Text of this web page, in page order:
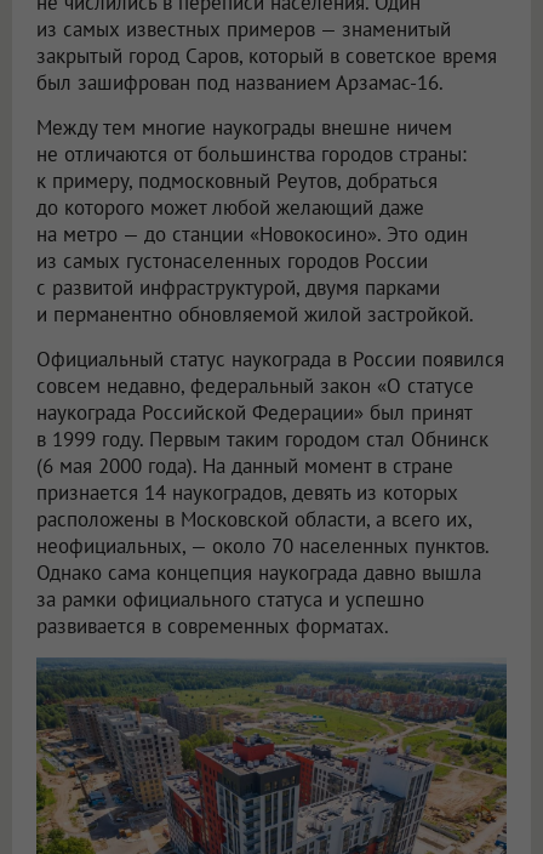
из самых известных примеров — знаменитый
закрытый город Саров, который в советское время
был зашифрован под названием Арзамас-16.
Между тем многие наукограды внешне ничем
не отличаются от большинства городов страны:
к примеру, подмосковный Реутов, добраться
до которого может любой желающий даже
на метро — до станции «Новокосино». Это один
из самых густонаселенных городов России
с развитой инфраструктурой, двумя парками
и перманентно обновляемой жилой застройкой.
Официальный статус наукограда в России появился
совсем недавно, федеральный закон «О статусе
наукограда Российской Федерации» был принят
в 1999 году. Первым таким городом стал Обнинск
(6 мая 2000 года). На данный момент в стране
признается 14 наукоградов, девять из которых
расположены в Московской области, а всего их,
неофициальных, — около 70 населенных пунктов.
Однако сама концепция наукограда давно вышла
за рамки официального статуса и успешно
развивается в современных форматах.